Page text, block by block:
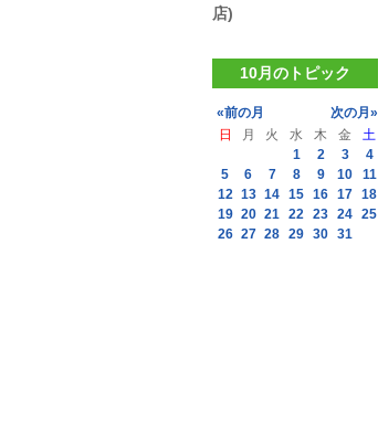
店)
10月のトピック
«前の月
次の月»
日
月 火 水 木 金
土
1
2 3
4
5
6 7 8 9 10
11
12 13 14 15 16 17 18
19 20 21 22 23 24 25
26 27 28 29 30 31